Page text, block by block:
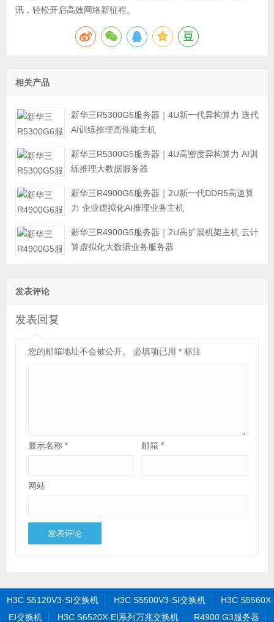
讯，轻松开启高效网络新征程。
相关产品
新华三R5300G6服务器｜4U新一代异构算力 迭代
AI训练推理高性能主机
新华三R5300G5服务器｜4U高密度异构算力 AI训
练推理大数据服务器
新华三R4900G6服务器｜2U新一代DDR5高速算
力 企业虚拟化AI推理业务主机
新华三R4900G5服务器｜2U高扩展机架主机 云计
算虚拟化大数据业务服务器
发表评论
发表回复
您的邮箱地址不会被公开。 必填项已用 *标注
显示名称 * 邮箱*
网站
H3C S5120V3-SI交换机 H3C S5500V3-SI交换机
H3C S5560X-
EI交换机
H3C S6520X-EI系列万兆交换机 R4900 G3服务器